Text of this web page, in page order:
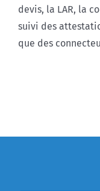
devis, la LAR, la
suivi des
que des